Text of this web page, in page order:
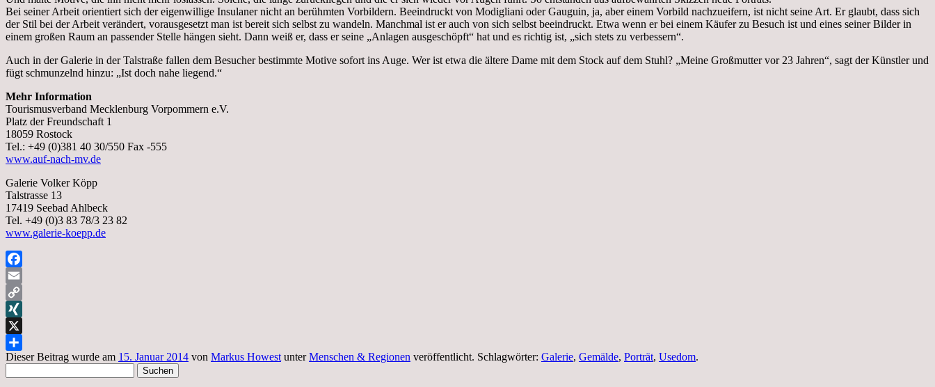
Bei seiner Arbeit orientiert sich der eigenwillige Insulaner nicht an berühmten Vorbildern. Beeindruckt von Modigliani oder Gauguin, ja, aber einem Vorbild nachzueifern, ist nicht seine Art. Er glaubt, dass sich
der Stil bei der Arbeit verändert, vorausgesetzt man ist bereit sich selbst zu wandeln. Manchmal ist er auch von sich selbst beeindruckt. Etwa wenn er bei einem Käufer zu Besuch ist und eines seiner Bilder in
einem großen Raum an passender Stelle hängen sieht. Dann weiß er, dass er seine „Anlagen ausgeschöpft“ hat und es richtig ist, „sich stets zu verbessern“.
Auch in der Galerie in der Talstraße fallen dem Besucher bestimmte Motive sofort ins Auge. Wer ist etwa die ältere Dame mit dem Stock auf dem Stuhl? „Meine Großmutter vor 23 Jahren“, sagt der Künstler und
fügt schmunzelnd hinzu: „Ist doch nahe liegend.“
Mehr Information
Tourismusverband Mecklenburg Vorpommern e.V.
Platz der Freundschaft 1
18059 Rostock
Tel.: +49 (0)381 40 30/550 Fax -555
www.auf-nach-mv.de
Galerie Volker Köpp
Talstrasse 13
17419 Seebad Ahlbeck
Tel. +49 (0)3 83 78/3 23 82
www.galerie-koepp.de
Facebook
Email
Copy
Link
XING
X
Teilen
Dieser Beitrag wurde am 15. Januar 2014 von Markus Howest unterMenschen & Regionen veröffentlicht. Schlagwörter: Galerie, Gemälde, Porträt, Usedom.
nach: